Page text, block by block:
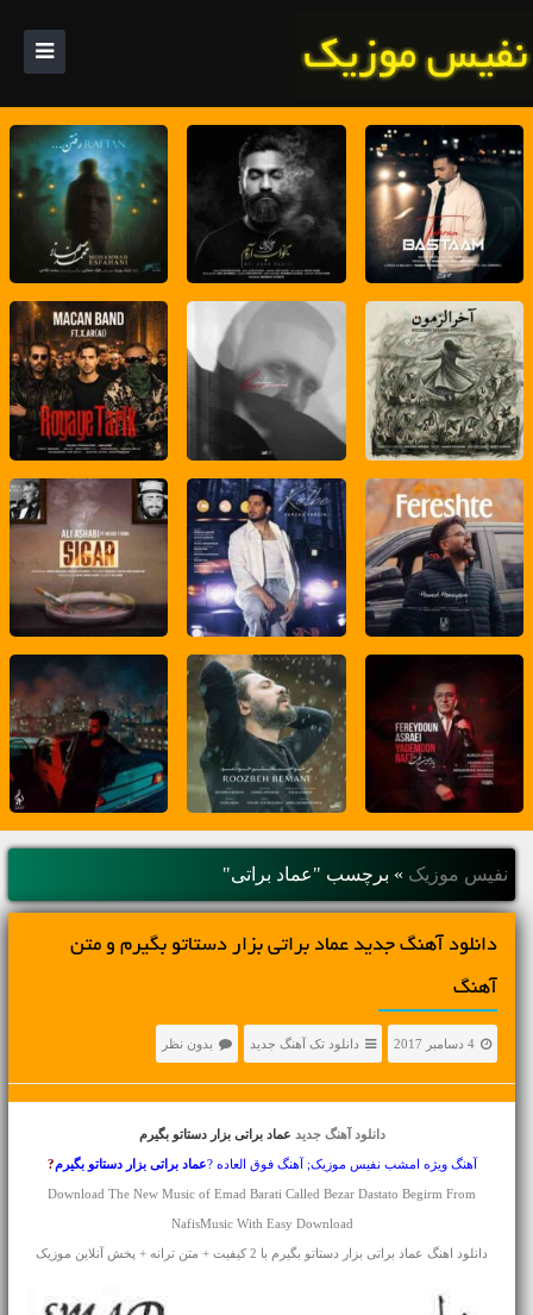
نفیس موزیک » برچسب "عماد براتی"
دانلود آهنگ جديد عماد براتی بزار دستاتو بگیرم و متن
آهنگ
4 دسامبر 2017 دانلود تک آهنگ جدید بدون نظر
دانلود آهنگ جدید عماد براتی بزار دستاتو بگیرم
آهنگ ویژه امشب نفیس موزیک; آهنگ فوق العاده ?عماد براتی بزار دستاتو بگیرم?
Download The New Music of Emad Barati Called Bezar Dastato Begirm From
NafisMusic With Easy Download
دانلود اهنگ عماد براتی بزار دستاتو بگیرم با 2 کیفیت + متن ترانه + پخش آنلاین موزیک